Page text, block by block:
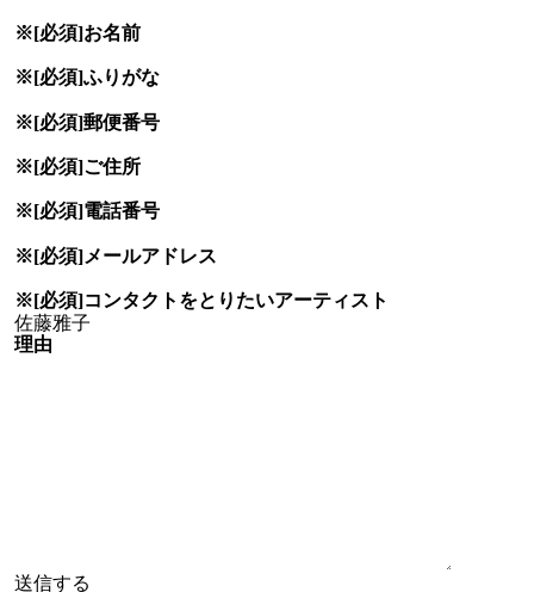
※[必須]お名前
※[必須]ふりがな
※[必須]郵便番号
※[必須]ご住所
※[必須]電話番号
※[必須]メールアドレス
※[必須]コンタクトをとりたいアーティスト
理由